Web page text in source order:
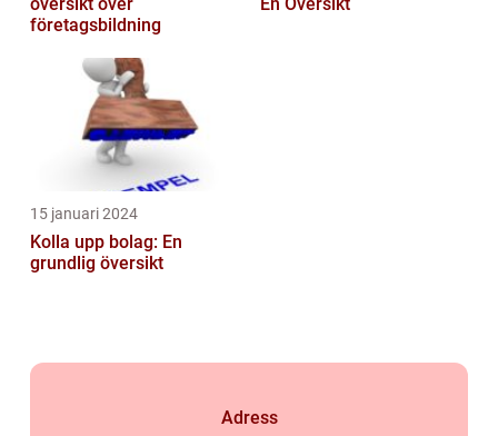
företagsbildning
15 januari 2024
Kolla upp bolag: En
grundlig översikt
Adress